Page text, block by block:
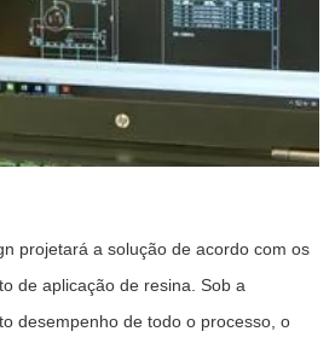
projetará a solução de acordo com os
de aplicação de resina. Sob a
desempenho de todo o processo, o